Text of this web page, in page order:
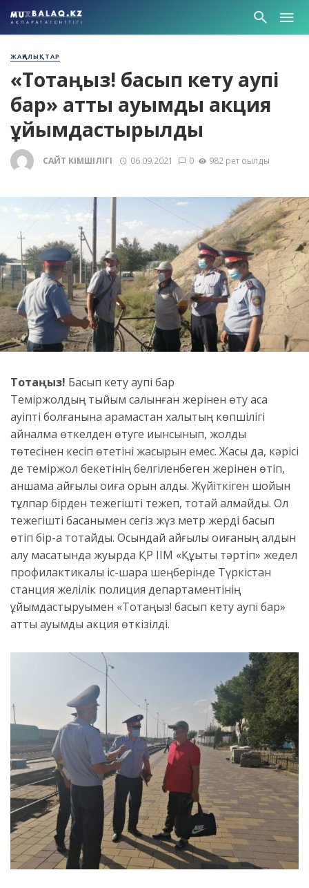
ЖАҢАЛЫҚТАР
«Тоқтаңыз! басып кету қаупі
бар» атты ауқымды акция
ұйымдастырылды
САЙТ ӘКІМШІЛІГІ 06.09.2021 0 982 рет оқылды
Тоқтаңыз! Басып кету қаупі бар
Теміржолдың тыйым салынған жерінен өту аса
қауіпті болғанына қарамастан халықтың көпшілігі
айналма өткелден өтуге қиынсынып, жолды
төтесінен кесіп өтетіні жасырын емес. Жасы да, кәрісі
де теміржол бекетінің белгіленбеген жерінен өтіп,
қаншама қайғылы оқиға орын алды. Жүйіткіген шойын
тұлпар бірден тежегішті тежеп, тоқтай алмайды. Ол
тежегішті басқанымен сегіз жүз метр жерді басып
өтіп бір-ақ тоқтайды. Осындай қайғылы оқиғаның алдын
алу мақсатында жуырда ҚР ІІМ «Құқықтық тәртіп» жедел
профилактикалық іс-шара шеңберінде Түркістан
станция желілік полиция департаментінің
ұйымдастыруымен «Тоқтаңыз! басып кету қаупі бар»
атты ауқымды акция өткізілді.